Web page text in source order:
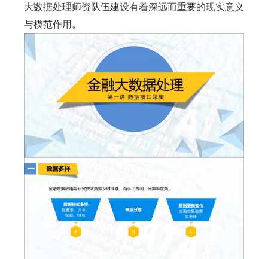
大数据处理师资队伍建设有着深远而重要的现实意义
与模范作用。